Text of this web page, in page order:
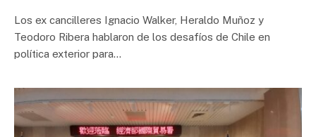
Los ex cancilleres Ignacio Walker, Heraldo Muñoz y
Teodoro Ribera hablaron de los desafíos de Chile en
política exterior para…